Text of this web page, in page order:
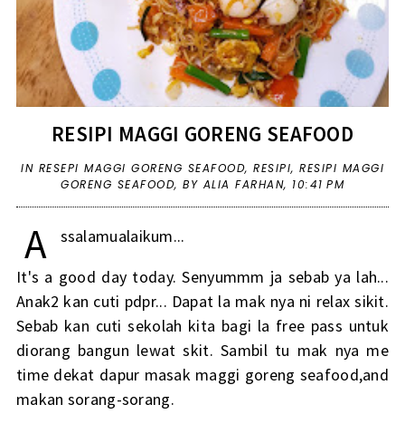
RESIPI MAGGI GORENG SEAFOOD
IN RESEPI MAGGI GORENG SEAFOOD, RESIPI, RESIPI MAGGI
GORENG SEAFOOD, BY ALIA FARHAN, 10:41 PM
A
ssalamualaikum...
It's a good day today. Senyummm ja sebab ya lah...
Anak2 kan cuti pdpr... Dapat la mak nya ni relax sikit.
Sebab kan cuti sekolah kita bagi la free pass untuk
diorang bangun lewat skit. Sambil tu mak nya me
time dekat dapur masak maggi goreng seafood,and
makan sorang-sorang.